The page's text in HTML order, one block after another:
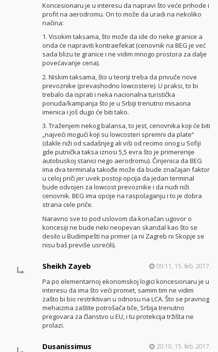
Koncesionaru je u interesu da napravi što veće prihode i
profit na aerodromu. On to može da uradi na nekoliko
načina:
1. Visokim taksama, što može da ide do neke granice a
onda će napraviti kontraefekat (cenovnik na BEG je već
sada blizu te granice i ne vidim mnogo prostora za dalje
povećavanje cena).
2. Niskim taksama, što u teoriji treba da privuče nove
prevoznike (prevashodno lowcostere). U praksi, to bi
trebalo da isprati i neka nacionalna turistička
ponuda/kampanja što je u Srbiji trenutno misaona
imenica i još dugo će biti tako.
3. Traženjem nekog balansa, to jest, cenovnika koji će biti
„najveći mogući koji su lowcosteri spremni da plate“
(dakle niži od sadašnjeg ali viši od recimo onog u Sofiji
gde putnička taksa iznosi 5,5 evra što je primerenije
autobuskoj stanici nego aerodromu). Činjenica da BEG
ima dva terminala takođe može da bude značajan faktor
u celoj priči jer uvek postoji opcija da jedan terminal
bude odvojen za lowcost prevoznike i da nudi niži
cenovnik. BEG ima opcije na raspolaganju i to je dobra
strana cele priče.
Naravno sve to pod uslovom da konačan ugovor o
koncesiji ne bude neki neopevan skandal kao što se
desilo u Budimpešti na primer (a ni Zagreb ni Skopje se
nisu baš previše usrećili).
Sheikh Zayeb 09:11, 15. feb. 2017.
Pa po elementarnoj ekonomskoj logici koncesionaru je u
interesu da ima što veći promet, samim tim ne vidim
zašto bi bio restriktivan u odnosu na LCA. Što se pravnog
mehaizma zaštite potrošača tiče, Srbija trenutno
pregovara za članstvo u EU, i tu protekcija tržišta ne
prolazi.
Dusanissimus 20:10, 15. feb. 2017.